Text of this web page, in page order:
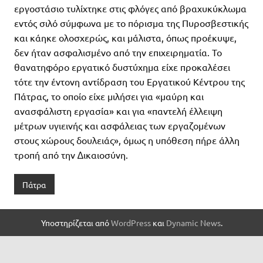
εργοστάσιο τυλίχτηκε στις φλόγες από βραχυκύκλωµα
εντός σιλό σύµφωνα µε το πόρισµα της Πυροσβεστικής
και κάηκε ολοσχερώς, και µάλιστα, όπως προέκυψε,
δεν ήταν ασφαλισµένο από την επιχειρηµατία. Το
θανατηφόρο εργατικό δυστύχηµα είχε προκαλέσει
τότε την έντονη αντίδραση του Εργατικού Κέντρου της
Πάτρας, το οποίο είχε µιλήσει για «µαύρη και
ανασφάλιστη εργασία» και για «παντελή έλλειψη
µέτρων υγιεινής και ασφάλειας των εργαζοµένων
στους χώρους δουλειάς», όµως η υπόθεση πήρε άλλη
τροπή από την ∆ικαιοσύνη.
Πάτρα
Υποστηρίζεται απόWordPressκαι Dynamic News.